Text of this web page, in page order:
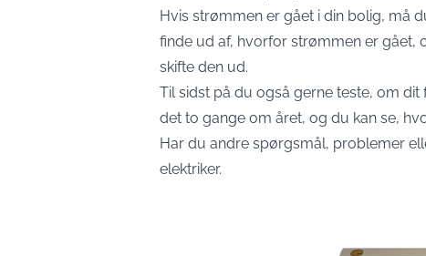
Hvis strømmen er gået i din bolig, må
finde ud af, hvorfor strømmen er gået,
skifte den ud.
Til sidst på du også gerne teste, om
det to gange om året, og du kan se,
Har du andre spørgsmål, problemer
elektriker.